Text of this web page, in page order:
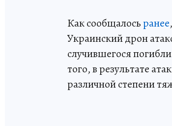
Как сообщалосьранее
Украинский дрон
случившегося
того, в результате
различной степени